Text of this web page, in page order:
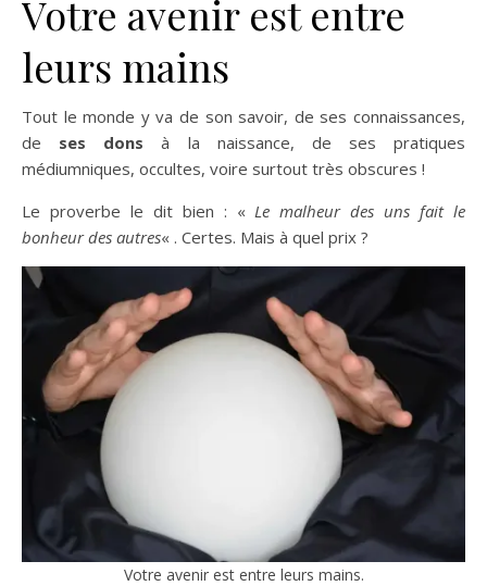
Votre avenir est entre
leurs mains
Tout le monde y va de son savoir, de ses connaissances,
de ses dons à la naissance, de ses pratiques
médiumniques, occultes, voire surtout très obscures !
Le proverbe le dit bien : « Le malheur des uns fait le
bonheur des autres« . Certes. Mais à quel prix ?
Votre avenir est entre leurs mains.